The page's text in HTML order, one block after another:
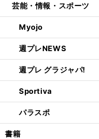
芸能・情報・スポーツ
Myojo
週プレNEWS
週プレ グラジャパ!
Sportiva
パラスポ
書籍